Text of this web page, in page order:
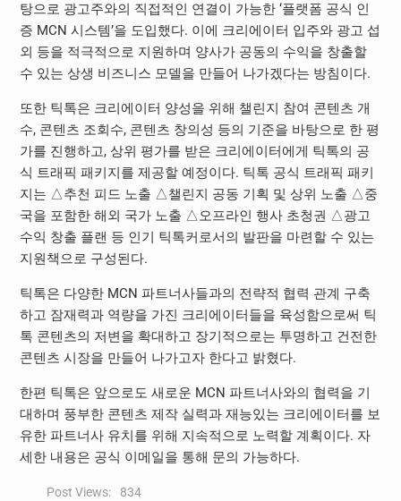
탕으로 광고주와의 직접적인 연결이 가능한 ‘플랫폼 공식 인
증 MCN 시스템’을 도입했다. 이에 크리에이터 입주와 광고 섭
외 등을 적극적으로 지원하며 양사가 공동의 수익을 창출할
수 있는 상생 비즈니스 모델을 만들어 나가겠다는 방침이다.
또한 틱톡은 크리에이터 양성을 위해 챌린지 참여 콘텐츠 개
수, 콘텐츠 조회수, 콘텐츠 창의성 등의 기준을 바탕으로 한 평
가를 진행하고, 상위 평가를 받은 크리에이터에게 틱톡의 공
식 트래픽 패키지를 제공할 예정이다. 틱톡 공식 트래픽 패키
지는 △추천 피드 노출 △챌린지 공동 기획 및 상위 노출 △중
국을 포함한 해외 국가 노출 △오프라인 행사 초청권 △광고
수익 창출 플랜 등 인기 틱톡커로서의 발판을 마련할 수 있는
지원책으로 구성된다.
틱톡은 다양한 MCN 파트너사들과의 전략적 협력 관계 구축
하고 잠재력과 역량을 가진 크리에이터들을 육성함으로써 틱
톡 콘텐츠의 저변을 확대하고 장기적으로는 투명하고 건전한
콘텐츠 시장을 만들어 나가고자 한다고 밝혔다.
한편 틱톡은 앞으로도 새로운 MCN 파트너사와의 협력을 기
대하며 풍부한 콘텐츠 제작 실력과 재능있는 크리에이터를 보
유한 파트너사 유치를 위해 지속적으로 노력할 계획이다. 자
세한 내용은 공식 이메일을 통해 문의 가능하다.
Post Views: 834